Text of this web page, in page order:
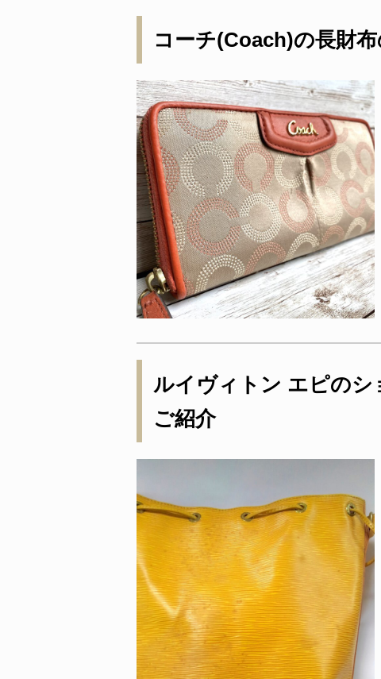
コーチ(Coach)の長財
ルイヴィトン エピの
ご紹介